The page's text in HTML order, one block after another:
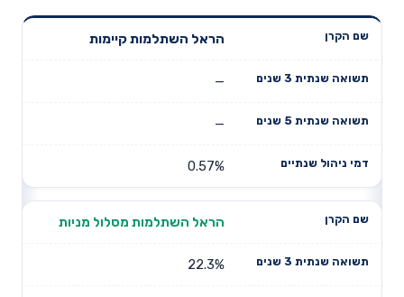
שנים
תשואה
הראל השתלמות קיימות
—
—
0.57%
הראל השתלמות מסלול מניות
22.3%